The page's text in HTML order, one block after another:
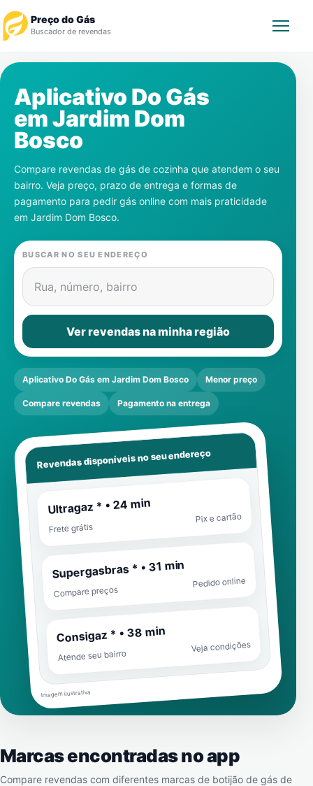
Preço do Gás
Buscador de revendas
Revendedor
Notícias
Cadastre-se
Gás
Contatos
Aplicativo Do Gás
emJardim Dom
Bosco
Compare revendas de gás de cozinha que atendem o seu
bairro. Veja preço, prazo de entrega e formas de
pagamento para pedir gás online com mais praticidade
em Jardim Dom Bosco.
BUSCAR NO SEU ENDEREÇO
Rua, número, bairro
Ver revendas na minha região
Aplicativo Do Gás em Jardim Dom Bosco Menor preço
Compare revendas Pagamento na entrega
Revendas disponíveis no seu endereço
Ultragaz * • 24 min
Frete grátis
Pix e cartão
Supergasbras * • 31 min
Compare preços
Pedido online
Consigaz * • 38 min
Atende seu bairro
Veja condições
Imagem ilustrativa
Marcas encontradas no app
Compare revendas com diferentes marcas de botijão de gás de